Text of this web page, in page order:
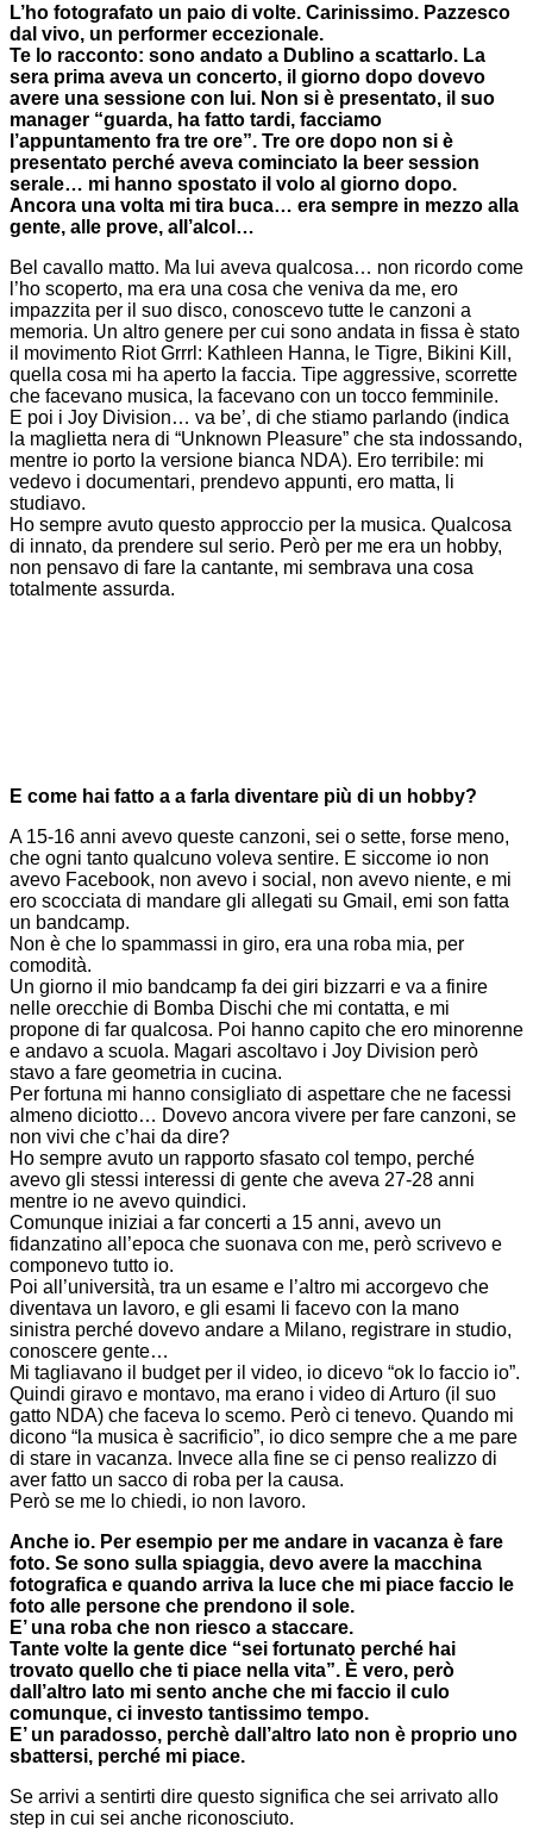
L’ho fotografato un paio di volte. Carinissimo. Pazzesco
dal vivo, un performer eccezionale.
Te lo racconto: sono andato a Dublino a scattarlo. La
sera prima aveva un concerto, il giorno dopo dovevo
avere una sessione con lui. Non si è presentato, il suo
manager “guarda, ha fatto tardi, facciamo
l’appuntamento fra tre ore”. Tre ore dopo non si è
presentato perché aveva cominciato la beer session
serale… mi hanno spostato il volo al giorno dopo.
Ancora una volta mi tira buca… era sempre in mezzo alla
gente, alle prove, all’alcol…
Bel cavallo matto. Ma lui aveva qualcosa… non ricordo come
l’ho scoperto, ma era una cosa che veniva da me, ero
impazzita per il suo disco, conoscevo tutte le canzoni a
memoria. Un altro genere per cui sono andata in fissa è stato
il movimento Riot Grrrl: Kathleen Hanna, le Tigre, Bikini Kill,
quella cosa mi ha aperto la faccia. Tipe aggressive, scorrette
che facevano musica, la facevano con un tocco femminile.
E poi i Joy Division… va be’, di che stiamo parlando (indica
la maglietta nera di “Unknown Pleasure” che sta indossando,
mentre io porto la versione bianca NDA). Ero terribile: mi
vedevo i documentari, prendevo appunti, ero matta, li
studiavo.
Ho sempre avuto questo approccio per la musica. Qualcosa
di innato, da prendere sul serio. Però per me era un hobby,
non pensavo di fare la cantante, mi sembrava una cosa
totalmente assurda.
E come hai fatto a a farla diventare più di un hobby?
A 15-16 anni avevo queste canzoni, sei o sette, forse meno,
che ogni tanto qualcuno voleva sentire. E siccome io non
avevo Facebook, non avevo i social, non avevo niente, e mi
ero scocciata di mandare gli allegati su Gmail, emi son fatta
un bandcamp.
Non è che lo spammassi in giro, era una roba mia, per
comodità.
Un giorno il mio bandcamp fa dei giri bizzarri e va a finire
nelle orecchie di Bomba Dischi che mi contatta, e mi
propone di far qualcosa. Poi hanno capito che ero minorenne
e andavo a scuola. Magari ascoltavo i Joy Division però
stavo a fare geometria in cucina.
Per fortuna mi hanno consigliato di aspettare che ne facessi
almeno diciotto… Dovevo ancora vivere per fare canzoni, se
non vivi che c’hai da dire?
Ho sempre avuto un rapporto sfasato col tempo, perché
avevo gli stessi interessi di gente che aveva 27-28 anni
mentre io ne avevo quindici.
Comunque iniziai a far concerti a 15 anni, avevo un
fidanzatino all’epoca che suonava con me, però scrivevo e
componevo tutto io.
Poi all’università, tra un esame e l’altro mi accorgevo che
diventava un lavoro, e gli esami li facevo con la mano
sinistra perché dovevo andare a Milano, registrare in studio,
conoscere gente…
Mi tagliavano il budget per il video, io dicevo “ok lo faccio io”.
Quindi giravo e montavo, ma erano i video di Arturo (il suo
gatto NDA) che faceva lo scemo. Però ci tenevo. Quando mi
dicono “la musica è sacrificio”, io dico sempre che a me pare
di stare in vacanza. Invece alla fine se ci penso realizzo di
aver fatto un sacco di roba per la causa.
Però se me lo chiedi, io non lavoro.
Anche io. Per esempio per me andare in vacanza è fare
foto. Se sono sulla spiaggia, devo avere la macchina
fotografica e quando arriva la luce che mi piace faccio le
foto alle persone che prendono il sole.
E’ una roba che non riesco a staccare.
Tante volte la gente dice “sei fortunato perché hai
trovato quello che ti piace nella vita”. È vero, però
dall’altro lato mi sento anche che mi faccio il culo
comunque, ci investo tantissimo tempo.
E’ un paradosso, perchè dall’altro lato non è proprio uno
sbattersi, perché mi piace.
Se arrivi a sentirti dire questo significa che sei arrivato allo
step in cui sei anche riconosciuto.